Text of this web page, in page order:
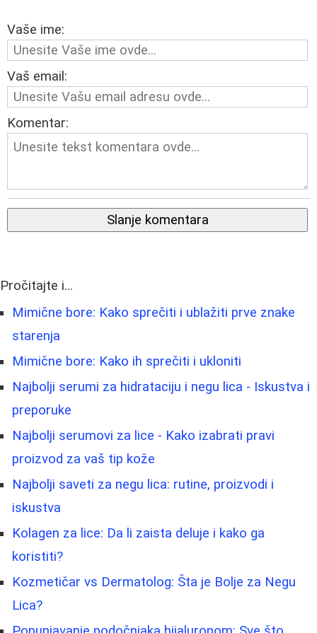
Vaše ime:
Vaš email:
Komentar:
Slanje komentara
Pročitajte i...
Mimične bore: Kako sprečiti i ublažiti prve znake
starenja
Mimične bore: Kako ih sprečiti i ukloniti
Najbolji serumi za hidrataciju i negu lica - Iskustva i
preporuke
Najbolji serumovi za lice - Kako izabrati pravi
proizvod za vaš tip kože
Najbolji saveti za negu lica: rutine, proizvodi i
iskustva
Kolagen za lice: Da li zaista deluje i kako ga
koristiti?
Kozmetičar vs Dermatolog: Šta je Bolje za Negu
Lica?